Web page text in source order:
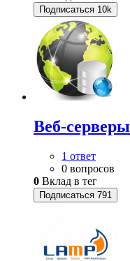
Подписаться 10k
Веб-серверы
1 ответ
0 вопросов
0 Вклад в тег
Подписаться 791